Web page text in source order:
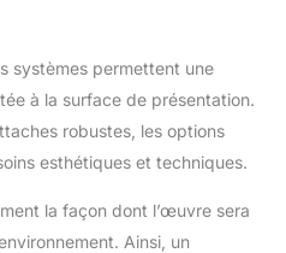
systèmes permettent une
à la surface de présentation.
robustes, les options
esthétiques et techniques.
la façon dont l’œuvre sera
Ainsi, un